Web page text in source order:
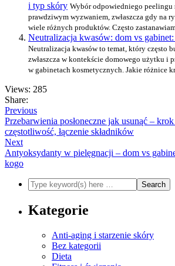
i typ skóry Wybór odpowiedniego peelingu
prawdziwym wyzwaniem, zwłaszcza gdy na
wiele różnych produktów. Często
Neutralizacja kwasów: dom vs
Neutralizacja kwasów to temat, który często
zwłaszcza w kontekście domowego użytku i
w gabinetach kosmetycznych. Jakie różnice
Views: 285
Share:
Previous
Przebarwienia posłoneczne jak usunąć –
częstotliwość, łączenie składników
Next
Antyoksydanty w pielęgnacji – dom vs
kogo
Kategorie
Anti-aging i starzenie skóry
Bez kategorii
Dieta